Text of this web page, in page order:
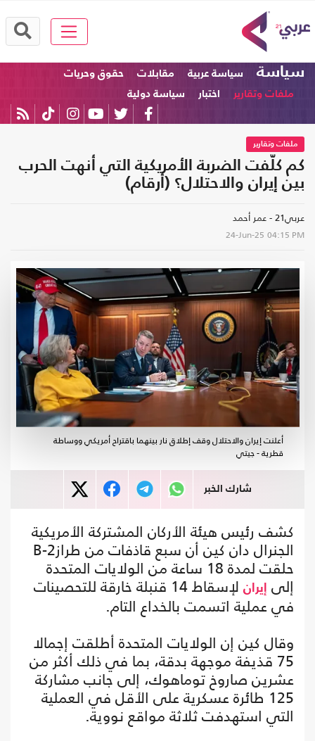
سياسة سياسة عربية مقابلات
حقوق وحريات
ملفات وتقارير
اختبار سياسة دولية
ملفات وتقارير
كم كلّفت الضربة الأمريكية التي أنهت الحرب
بين إيران والاحتلال؟ (أرقام)
عربي21 - عمر أحمد
24-Jun-25 04:15 PM
أعلنت إيران والاحتلال وقف إطلاق نار بينهما باقتراح أمريكي ووساطة
قطرية - جيتي
شارك الخبر
كشف رئيس هيئة الأركان المشتركة الأمريكية
الجنرال دان كين أن سبع قاذفات من طرازB-2
حلقت لمدة 18 ساعة من الولايات المتحدة
إلى إيران
لإسقاط 14 قنبلة خارقة للتحصينات
في عملية اتسمت بالخداع التام.
وقال كين إن الولايات المتحدة أطلقت إجمالا
75 قذيفة موجهة بدقة، بما في ذلك أكثر من
عشرين صاروخ توماهوك، إلى جانب مشاركة
125 طائرة عسكرية على الأقل في العملية
التي استهدفت ثلاثة مواقع نووية.